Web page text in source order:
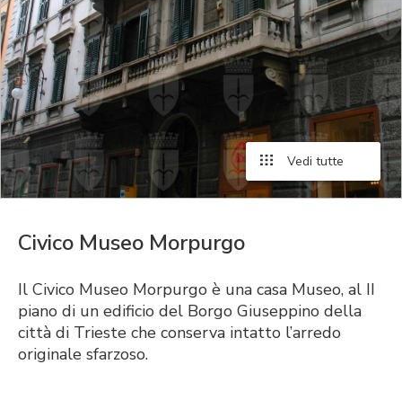
Vedi tutte
Civico Museo Morpurgo
Il Civico Museo Morpurgo è una casa Museo, al II
piano di un edificio del Borgo Giuseppino della
città di Trieste che conserva intatto l’arredo
originale sfarzoso.